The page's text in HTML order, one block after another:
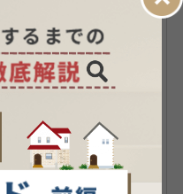
、大学のゼミで
際に携わりたい
日本生命に転
たが、顧客に対
く退職を決意。
する。